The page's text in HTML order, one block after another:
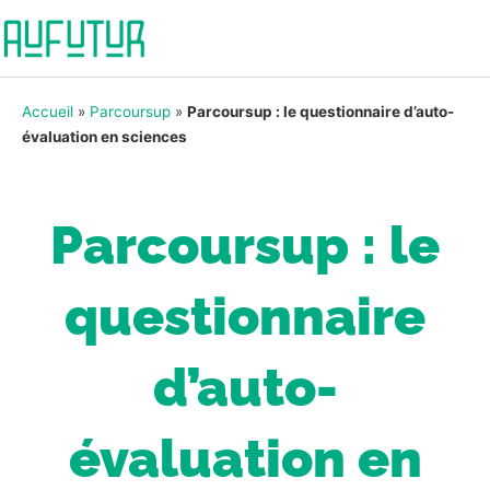
Accueil » Parcoursup » Parcoursup : le questionnaire d’auto-
évaluation en sciences
Parcoursup : le
questionnaire
d’auto-
évaluation en